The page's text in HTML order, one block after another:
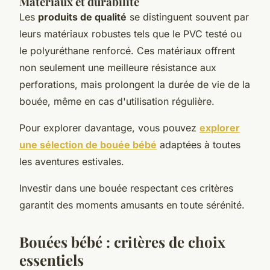
Les produits de qualité se distinguent souvent par
leurs matériaux robustes tels que le PVC testé ou
le polyuréthane renforcé. Ces matériaux offrent
non seulement une meilleure résistance aux
perforations, mais prolongent la durée de vie de la
bouée, même en cas d'utilisation régulière.
Pour explorer davantage, vous pouvez explorer
une sélection de bouée bébé adaptées à toutes
les aventures estivales.
Investir dans une bouée respectant ces critères
garantit des moments amusants en toute sérénité.
Bouées bébé : critères de choix
essentiels